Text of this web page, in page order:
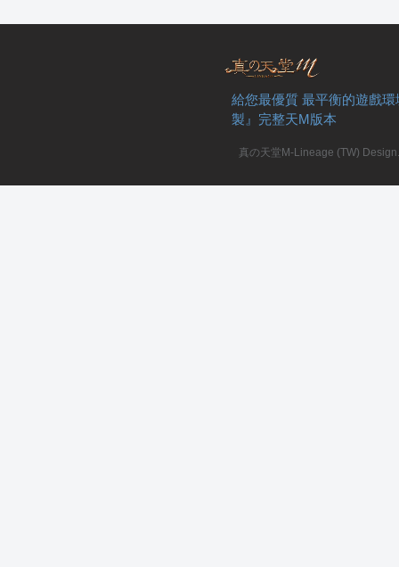
給您最優質 最平衡的遊戲
製』完整天M版本
真の天堂M-Lineage (TW)